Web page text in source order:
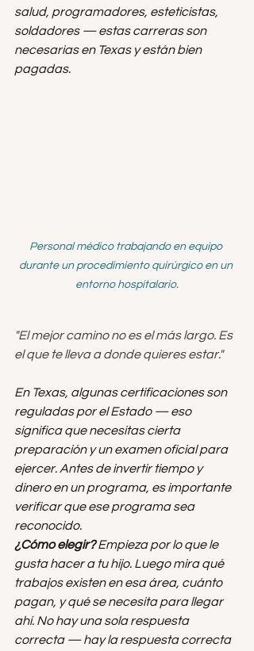
salud, programadores, esteticistas,
soldadores — estas carreras son
necesarias en Texas y están bien
pagadas.
Personal médico trabajando en equipo
durante un procedimiento quirúrgico en un
entorno hospitalario.
"El mejor camino no es el más largo. Es
el que te lleva a donde quieres estar."
En Texas, algunas certificaciones son
reguladas por el Estado — eso
significa que necesitas cierta
preparación y un examen oficial para
ejercer. Antes de invertir tiempo y
dinero en un programa, es importante
verificar que ese programa sea
reconocido.
¿Cómo elegir? Empieza por lo que le
gusta hacer a tu hijo. Luego mira qué
trabajos existen en esa área, cuánto
pagan, y qué se necesita para llegar
ahí. No hay una sola respuesta
correcta — hay la respuesta correcta